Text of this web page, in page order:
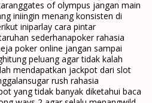
gates of olympus jangan main
iniingin menang konsisten di
iniparlay cara pintar
sederhanapoker rahasia
poker online jangan sampai
peluang agar tidak kalah
mendapatkan jackpot dari slot
sugar rush rahasia
yang tidak banyak diketahui baca